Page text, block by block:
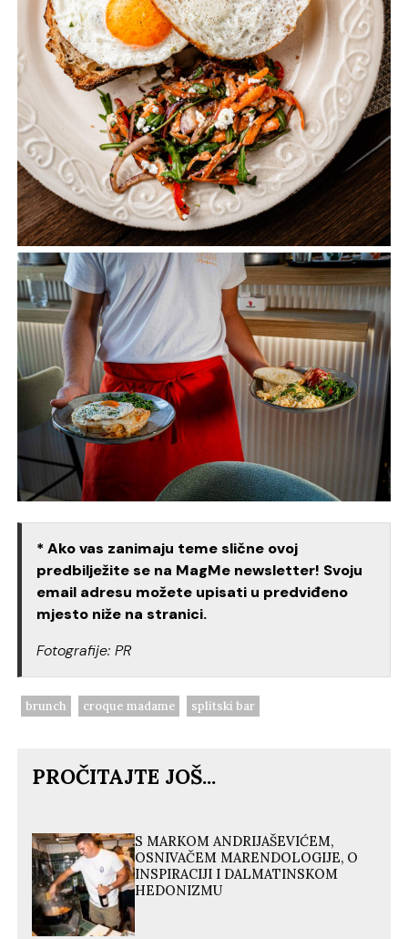
* Ako vas zanimaju teme slične ovoj
predbilježite se na MagMe newsletter! Svoju
email adresu možete upisati u predviđeno
mjesto niže na stranici.
Fotografije: PR
brunch croque madame splitski bar
PROČITAJTE JOŠ...
S MARKOM ANDRIJAŠEVIĆEM,
OSNIVAČEM MARENDOLOGIJE, O
INSPIRACIJI I DALMATINSKOM
HEDONIZMU